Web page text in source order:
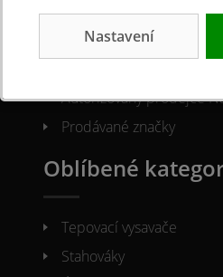
Kontakty
O nás
Autorizovaný prodejce
Prodávané značky
Oblíbené
Tepovací vysavače
Stahováky
Nastavení